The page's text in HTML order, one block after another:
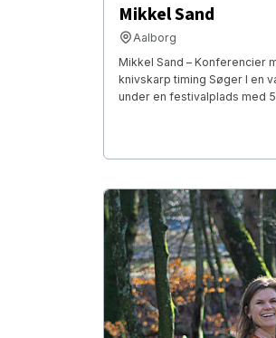
Mikkel Sand
Aalborg
Mikkel Sand – Konferencier
knivskarp timing Søger I en
under en festivalplads med